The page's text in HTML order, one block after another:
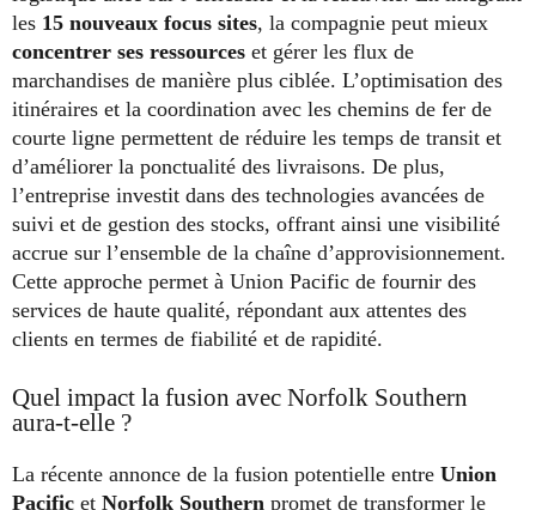
les 15 nouveaux focus sites, la compagnie peut mieux
concentrer ses ressources et gérer les flux de
marchandises de manière plus ciblée. L’optimisation des
itinéraires et la coordination avec les chemins de fer de
courte ligne permettent de réduire les temps de transit et
d’améliorer la ponctualité des livraisons. De plus,
l’entreprise investit dans des technologies avancées de
suivi et de gestion des stocks, offrant ainsi une visibilité
accrue sur l’ensemble de la chaîne d’approvisionnement.
Cette approche permet à Union Pacific de fournir des
services de haute qualité, répondant aux attentes des
clients en termes de fiabilité et de rapidité.
Quel impact la fusion avec Norfolk Southern
aura-t-elle ?
La récente annonce de la fusion potentielle entre Union
Pacific et Norfolk Southern promet de transformer le